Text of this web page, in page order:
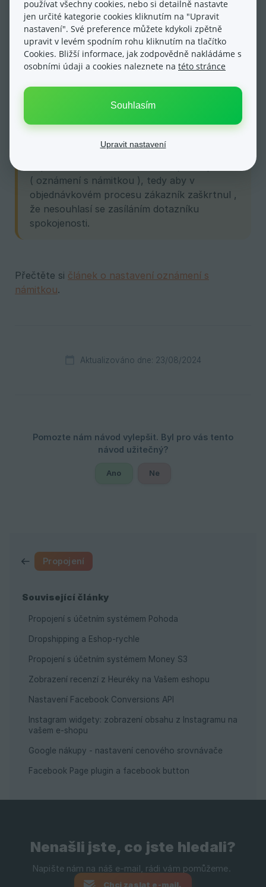
Propojení
Související články
Propojení s účetním systémem Pohoda
Dropshipping a Eshop-rychle
Propojení s účetním systémem Money S3
Zobrazení recenzí z Heuréky na Vašem eshopu
Nastavení Facebook Conversions API
Instagram widgety: zobrazení obsahu z Instagramu na
vašem e-shopu
Google nákupy - nastavení cenového srovnávače
Facebook Page plugin a facebook button
založen na tom, že informace o objednávkách na
Vašem eshopu odejdou na Heuréku, odkud na jejich
základě zašlou Vašim zákazníkům po několika
dnech dotazník o spokojenosti.
Aby do Heuréky odcházely objednávky, tak je
se zasíláním dotazníku spokojenosti. Je tedy
( oznámení s námitkou ), tedy aby v
objednávkovém procesu zákazník zaškrtnul ,
že nesouhlasí se zasíláním dotazníku
spokojenosti.
Přečtěte si článek o nastavení oznámení s
námitkou.
Aktualizováno dne: 23/08/2024
Ano Ne
Nenašli jste, co jste hledali?
Chci zaslat e-mail.
používat všechny cookies, nebo si detailně nastavte
jen určité kategorie cookies kliknutím na "Upravit
nastavení". Své preference můžete kdykoli zpětně
upravit v levém spodním rohu kliknutím na tlačítko
Cookies. Bližší informace, jak zodpovědně nakládáme s
osobními údaji a cookies naleznete na této stránce
Souhlasím
Upravit nastavení